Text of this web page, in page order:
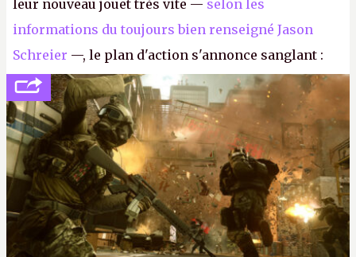
leur nouveau jouet très vite — selon les
informations du toujours bien renseigné Jason
Schreier —, le plan d'action s'annonce sanglant :
réductions de coûts drastiques, fermetures de
studios et licenciements massifs. En gros, essorer
FCetBattlefield, puis virer le reste.P.